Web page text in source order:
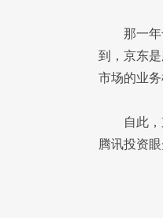
那一
到，京东
市场的业务
自此
腾讯投资眼